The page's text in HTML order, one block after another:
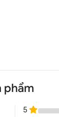
phẩm
5